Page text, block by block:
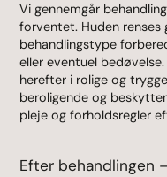
Vi gennemgår
forventet. Huden
behandlingstype
eller eventuel
herefter i rolige og
beroligende og
pleje og forholdsregler
Efter behandlingen